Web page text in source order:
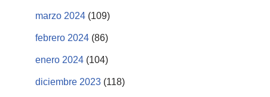
marzo 2024 (109)
febrero 2024 (86)
enero 2024 (104)
diciembre 2023 (118)